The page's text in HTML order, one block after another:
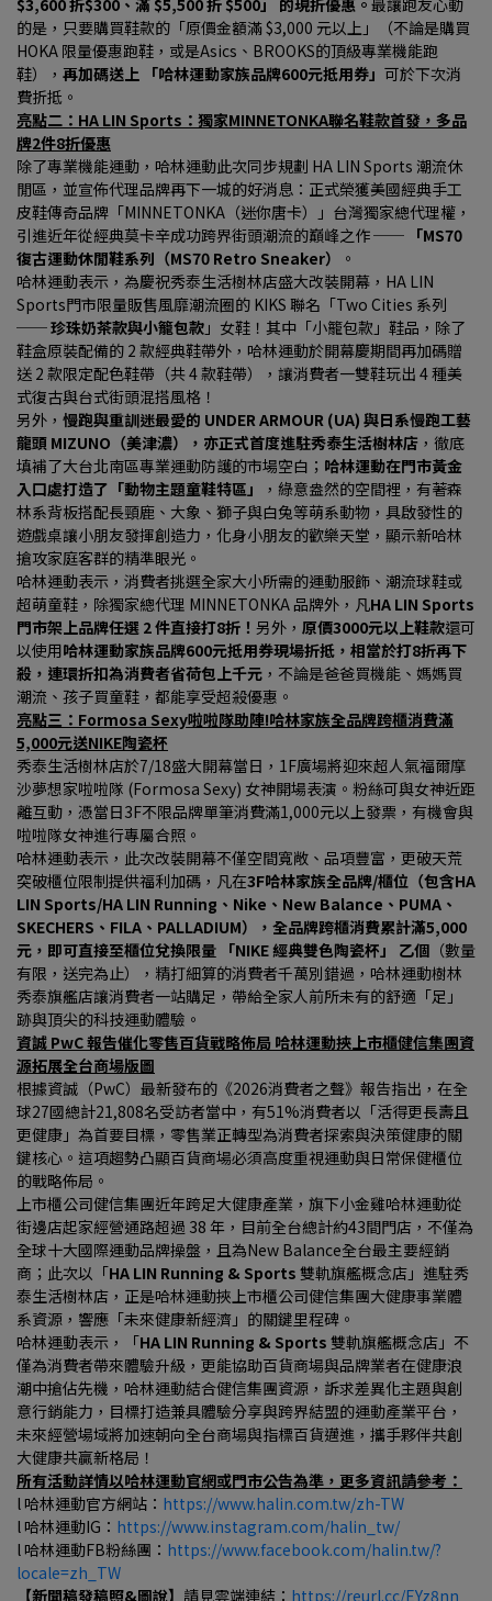
$3,600 折$300、滿 $5,500 折 $500」 的現折優惠。 最讓跑友心動
的是，只要購買鞋款的「原價金額滿 $3,000 元以上」（不論是購買
HOKA 限量優惠跑鞋，或是Asics、BROOKS的頂級專業機能跑
鞋）， 再加碼送上 「哈林運動家族品牌600元抵用券」 可於下次消
費折抵。
亮點二：HA LIN Sports：獨家MINNETONKA聯名鞋款首發，多品
牌2件8折優惠
除了專業機能運動，哈林運動此次同步規劃 HA LIN Sports 潮流休
閒區，並宣佈代理品牌再下一城的好消息：正式榮獲美國經典手工
皮鞋傳奇品牌「MINNETONKA（迷你唐卡）」台灣獨家總代理權，
引進近年從經典莫卡辛成功跨界街頭潮流的巔峰之作 ── 「MS70
復古運動休閒鞋系列（MS70 Retro Sneaker）
。
哈林運動表示，為慶祝秀泰生活樹林店盛大改裝開幕，HA LIN
Sports門市限量販售風靡潮流圈的 KIKS 聯名「Two Cities 系列
── 珍珠奶茶款與小籠包款 」女鞋！其中「小籠包款」鞋品，除了
鞋盒原裝配備的 2 款經典鞋帶外，哈林運動於開幕慶期間再加碼贈
送 2 款限定配色鞋帶（共 4 款鞋帶），讓消費者一雙鞋玩出 4 種美
式復古與台式街頭混搭風格！
另外， 慢跑與重訓迷最愛的 UNDER ARMOUR (UA) 與日系慢跑工藝
龍頭 MIZUNO（美津濃），亦正式首度進駐秀泰生活樹林店 ，徹底
填補了大台北南區專業運動防護的市場空白； 哈林運動在門市黃金
入口處打造了「動物主題童鞋特區」
，綠意盎然的空間裡，有著森
林系背板搭配長頸鹿、大象、獅子與白兔等萌系動物，具啟發性的
遊戲桌讓小朋友發揮創造力，化身小朋友的歡樂天堂，顯示新哈林
搶攻家庭客群的精準眼光。
哈林運動表示，消費者挑選全家大小所需的運動服飾、潮流球鞋或
超萌童鞋，除獨家總代理 MINNETONKA 品牌外，凡HA LIN Sports
門市架上品牌任選 2 件直接打8折！ 另外， 原價3000元以上鞋款還可
以使用哈林運動家族品牌600元抵用券現場折抵，相當於打8折再下
殺，連環折扣為消費者省荷包上千元 ，不論是爸爸買機能、媽媽買
潮流、孩子買童鞋，都能享受超殺優惠。
亮點三：Formosa Sexy啦啦隊助陣!哈林家族全品牌跨櫃消費滿
5,000元送NIKE陶瓷杯
秀泰生活樹林店於7/18盛大開幕當日，1F廣場將迎來超人氣福爾摩
沙夢想家啦啦隊 (Formosa Sexy) 女神開場表演。粉絲可與女神近距
離互動，憑當日3F不限品牌單筆消費滿1,000元以上發票，有機會與
啦啦隊女神進行專屬合照。
哈林運動表示，此次改裝開幕不僅空間寬敞、品項豐富，更破天荒
突破櫃位限制提供福利加碼，凡在3F哈林家族全品牌/櫃位（包含HA
LIN Sports/HA LIN Running、Nike、New Balance、PUMA、
SKECHERS、FILA、PALLADIUM），全品牌跨櫃消費累計滿5,000
元，即可直接至櫃位兌換限量 「NIKE 經典雙色陶瓷杯」 乙個 （數量
有限，送完為止），精打細算的消費者千萬別錯過，哈林運動樹林
秀泰旗艦店讓消費者一站購足，帶給全家人前所未有的舒適「足」
跡與頂尖的科技運動體驗。
資誠 PwC 報告催化零售百貨戰略佈局 哈林運動挾上市櫃健信集團資
源拓展全台商場版圖
根據資誠（PwC）最新發布的《2026消費者之聲》報告指出，在全
球27國總計21,808名受訪者當中，有51%消費者以「活得更長壽且
更健康」為首要目標，零售業正轉型為消費者探索與決策健康的關
鍵核心。這項趨勢凸顯百貨商場必須高度重視運動與日常保健櫃位
的戰略佈局。
上市櫃公司健信集團近年跨足大健康產業，旗下小金雞哈林運動從
街邊店起家經營通路超過 38 年，目前全台總計約43間門店，不僅為
全球十大國際運動品牌操盤，且為New Balance全台最主要經銷
商；此次以「HA LIN Running & Sports 雙軌旗艦概念店」進駐秀
泰生活樹林店，正是哈林運動挾上市櫃公司健信集團大健康事業體
系資源，響應「未來健康新經濟」的關鍵里程碑。
哈林運動表示，「HA LIN Running & Sports 雙軌旗艦概念店」不
僅為消費者帶來體驗升級，更能協助百貨商場與品牌業者在健康浪
潮中搶佔先機，哈林運動結合健信集團資源，訴求差異化主題與創
意行銷能力，目標打造兼具體驗分享與跨界結盟的運動產業平台，
未來經營場域將加速朝向全台商場與指標百貨邁進，攜手夥伴共創
大健康共贏新格局！
所有活動詳情以哈林運動官網或門市公告為準，更多資訊請參考：
l 哈林運動官方網站： https://www.halin.com.tw/zh-TW
l 哈林運動IG： https://www.instagram.com/halin_tw/
l 哈林運動FB粉絲團： https://www.facebook.com/halin.tw/?
locale=zh_TW
【新聞稿發稿照&圖說】 請見雲端連結： https://reurl.cc/EYz8nn